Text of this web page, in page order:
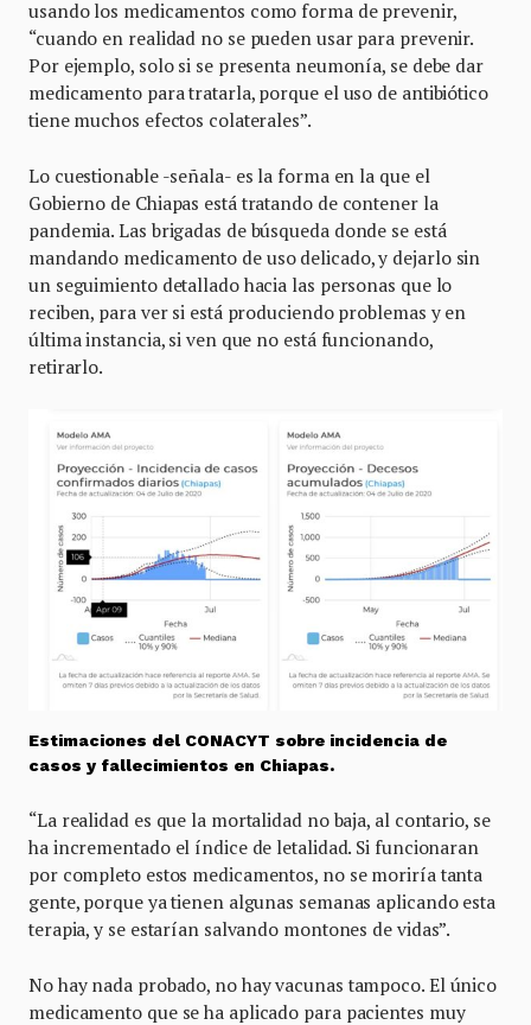
usando los medicamentos como forma de prevenir,
“cuando en realidad no se pueden usar para prevenir.
Por ejemplo, solo si se presenta neumonía, se debe dar
medicamento para tratarla, porque el uso de antibiótico
tiene muchos efectos colaterales”.
Lo cuestionable -señala- es la forma en la que el
Gobierno de Chiapas está tratando de contener la
pandemia. Las brigadas de búsqueda donde se está
mandando medicamento de uso delicado, y dejarlo sin
un seguimiento detallado hacia las personas que lo
reciben, para ver si está produciendo problemas y en
última instancia, si ven que no está funcionando,
retirarlo.
Estimaciones del CONACYT sobre incidencia de
casos y fallecimientos en Chiapas.
“La realidad es que la mortalidad no baja, al contario, se
ha incrementado el índice de letalidad. Si funcionaran
por completo estos medicamentos, no se moriría tanta
gente, porque ya tienen algunas semanas aplicando esta
terapia, y se estarían salvando montones de vidas”.
No hay nada probado, no hay vacunas tampoco. El único
medicamento que se ha aplicado para pacientes muy